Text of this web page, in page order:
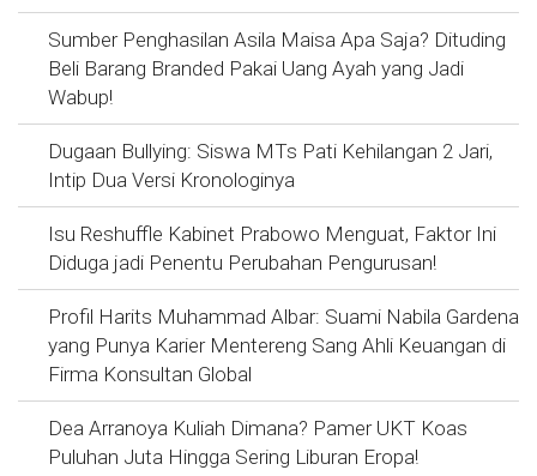
Sumber Penghasilan Asila Maisa Apa Saja? Dituding
Beli Barang Branded Pakai Uang Ayah yang Jadi
Wabup!
Dugaan Bullying: Siswa MTs Pati Kehilangan 2 Jari,
Intip Dua Versi Kronologinya
Isu Reshuffle Kabinet Prabowo Menguat, Faktor Ini
Diduga jadi Penentu Perubahan Pengurusan!
Profil Harits Muhammad Albar: Suami Nabila Gardena
yang Punya Karier Mentereng Sang Ahli Keuangan di
Firma Konsultan Global
Dea Arranoya Kuliah Dimana? Pamer UKT Koas
Puluhan Juta Hingga Sering Liburan Eropa!